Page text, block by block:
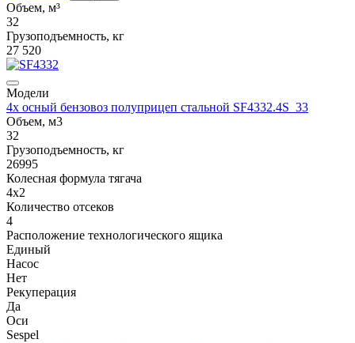
Объем, м³
32
Грузоподъемность, кг
27 520
Модели
4х осный бензовоз полуприцеп стальной SF4332.4S_33
Объем, м3
32
Грузоподъемность, кг
26995
Колесная формула тягача
4x2
Количество отсеков
4
Расположение технологического ящика
Единый
Насос
Нет
Рекуперация
Да
Оси
Sespel